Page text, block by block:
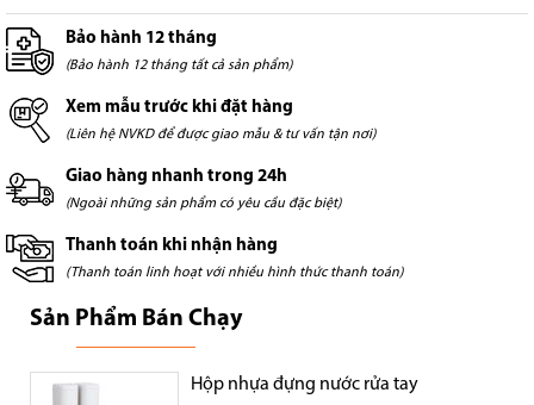
Bảo hành 12 tháng
(Bảo hành 12 tháng tất cả sản phẩm)
Xem mẫu trước khi đặt hàng
(Liên hệ NVKD để được giao mẫu & tư vấn tận nơi)
Giao hàng nhanh trong 24h
(Ngoài những sản phẩm có yêu cầu đặc biệt)
Thanh toán khi nhận hàng
(Thanh toán linh hoạt với nhiều hình thức thanh toán)
Sản Phẩm Bán Chạy
Hộp nhựa đựng nước rửa tay